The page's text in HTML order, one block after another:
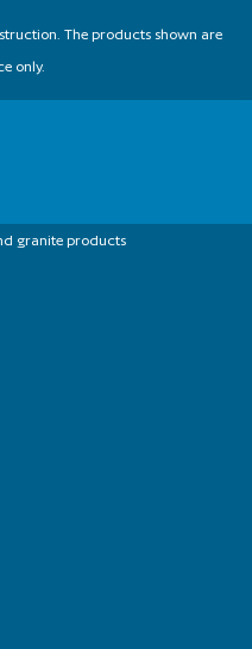
The products shown are
only.
processing,
granite products